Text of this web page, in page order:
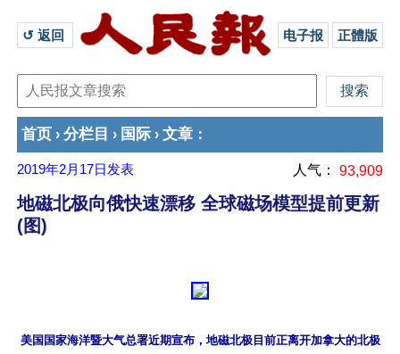
↺ 返回 电子报 正體版
首页 › 分栏目 › 国际 › 文章 ：
2019年2月17日 发表 人气： 93,909
地磁北极向俄快速漂移 全球磁场模型提前更新
(图)
美国国家海洋暨大气总署近期宣布，地磁北极目前正离开加拿大的北极